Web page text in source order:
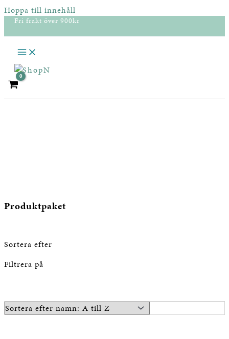
Hoppa till innehåll
Fri frakt över 900kr
Produktpaket
Sortera efter
Filtrera på